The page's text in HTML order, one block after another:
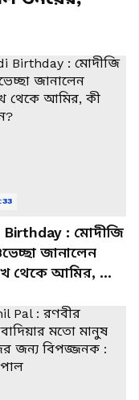
Birthday : মোদীজি
জানালেন
থেকে আমির, কী